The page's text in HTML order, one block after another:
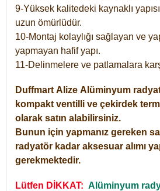
9-Yüksek kalitedeki kaynaklı
uzun ömürlüdür.
10-Montaj kolaylığı sağlayan ve
yapmayan hafif yapı.
11-Delinmelere ve patlamalara
Duffmart Alize Alüminyum
kompakt ventilli ve çekirdek
olarak satın alabilirsiniz.
Bunun için yapmanız gereken
radyatör kadar aksesuar alımı
gerekmektedir.
Lütfen DİKKAT: Alüminyum